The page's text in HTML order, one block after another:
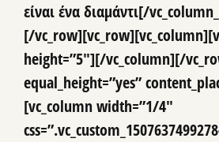
είναι ένα διαμάντι[/
[/
height=”5″][/vc_column][/
equal_height=”yes”
[vc_column width=”1/4″